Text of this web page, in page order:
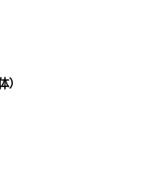
）